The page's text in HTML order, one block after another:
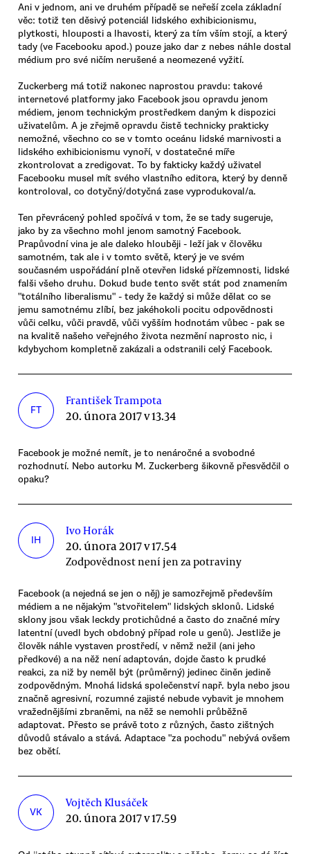
Ani v jednom, ani ve druhém případě se neřeší zcela základní
věc: totiž ten děsivý potenciál lidského exhibicionismu,
plytkosti, hlouposti a lhavosti, který za tím vším stojí, a který
tady (ve Facebooku apod.) pouze jako dar z nebes náhle dostal
médium pro své ničím nerušené a neomezené vyžití.
Zuckerberg má totiž nakonec naprostou pravdu: takové
internetové platformy jako Facebook jsou opravdu jenom
médiem, jenom technickým prostředkem daným k dispozici
uživatelům. A je zřejmě opravdu čistě technicky prakticky
nemožné, všechno co se v tomto oceánu lidské marnivosti a
lidského exhibicionismu vynoří, v dostatečné míře
zkontrolovat a zredigovat. To by fakticky každý uživatel
Facebooku musel mít svého vlastního editora, který by denně
kontroloval, co dotyčný/dotyčná zase vyprodukoval/a.
Ten převrácený pohled spočívá v tom, že se tady sugeruje,
jako by za všechno mohl jenom samotný Facebook.
Prapůvodní vina je ale daleko hlouběji - leží jak v člověku
samotném, tak ale i v tomto světě, který je ve svém
současném uspořádání plně otevřen lidské přízemnosti, lidské
falši všeho druhu. Dokud bude tento svět stát pod znamením
"totálního liberalismu" - tedy že každý si může dělat co se
jemu samotnému zlíbí, bez jakéhokoli pocitu odpovědnosti
vůči celku, vůči pravdě, vůči vyšším hodnotám vůbec - pak se
na kvalitě našeho veřejného života nezmění naprosto nic, i
kdybychom kompletně zakázali a odstranili celý Facebook.
FT
František Trampota
20. února 2017 v 13.34
Facebook je možné nemít, je to nenáročné a svobodné
rozhodnutí. Nebo autorku M. Zuckerberg šikovně přesvědčil o
opaku?
IH
Ivo Horák
20. února 2017 v 17.54
Zodpovědnost není jen za potraviny
Facebook (a nejedná se jen o něj) je samozřejmě především
médiem a ne nějakým "stvořitelem" lidských sklonů. Lidské
sklony jsou však leckdy protichůdné a často do značné míry
latentní (uvedl bych obdobný případ role u genů). Jestliže je
člověk náhle vystaven prostředí, v němž nežil (ani jeho
předkové) a na něž není adaptován, dojde často k prudké
reakci, za niž by neměl být (průměrný) jedinec činěn jedině
zodpovědným. Mnohá lidská společenství např. byla nebo jsou
značně agresivní, rozumné zajisté nebude vybavit je mnohem
vražednějšími zbraněmi, na něž se nemohli průběžně
adaptovat. Přesto se právě toto z různých, často zištných
důvodů stávalo a stává. Adaptace "za pochodu" nebývá ovšem
bez obětí.
VK
Vojtěch Klusáček
20. února 2017 v 17.59